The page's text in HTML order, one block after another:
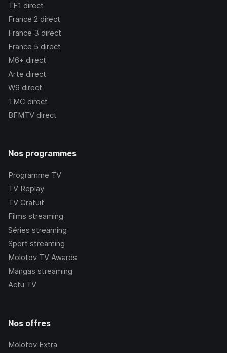
TF1 direct
France 2 direct
France 3 direct
France 5 direct
M6+ direct
Arte direct
W9 direct
TMC direct
BFMTV direct
Nos programmes
Programme TV
TV Replay
TV Gratuit
Films streaming
Séries streaming
Sport streaming
Molotov TV Awards
Mangas streaming
Actu TV
Nos offres
Molotov Extra